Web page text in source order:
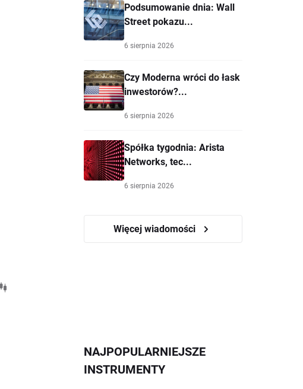
Podsumowanie dnia: Wall
Street pokazu...
6 sierpnia 2026
Czy Moderna wróci do łask
inwestorów?...
6 sierpnia 2026
Spółka tygodnia: Arista
Networks, tec...
6 sierpnia 2026
Więcej wiadomości
NAJPOPULARNIEJSZE
INSTRUMENTY